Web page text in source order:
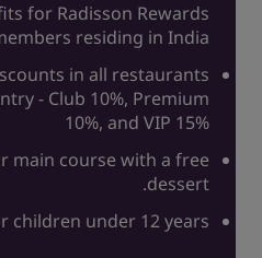
for Radisson Rewards
residing in India
in all restaurants
- Club 10%, Premium
10%, and VIP 15%
main course with a free
dessert.
children under 12 years.